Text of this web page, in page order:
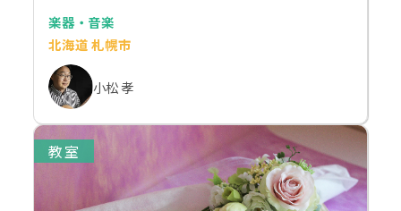
楽器・音楽
北海道 札幌市
小松 孝
教室